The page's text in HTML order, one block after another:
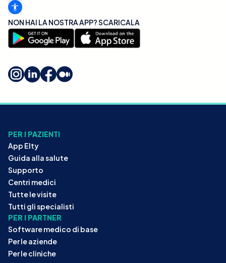
NON HAI LA NOSTRA APP? SCARICALA
PER I PAZIENTI
App Elty
Guida alla salute
Supporto
Centri medici
Tutte le visite
Tutti gli specialisti
PER I PARTNER
Software medico di base
Per le aziende
Per le cliniche